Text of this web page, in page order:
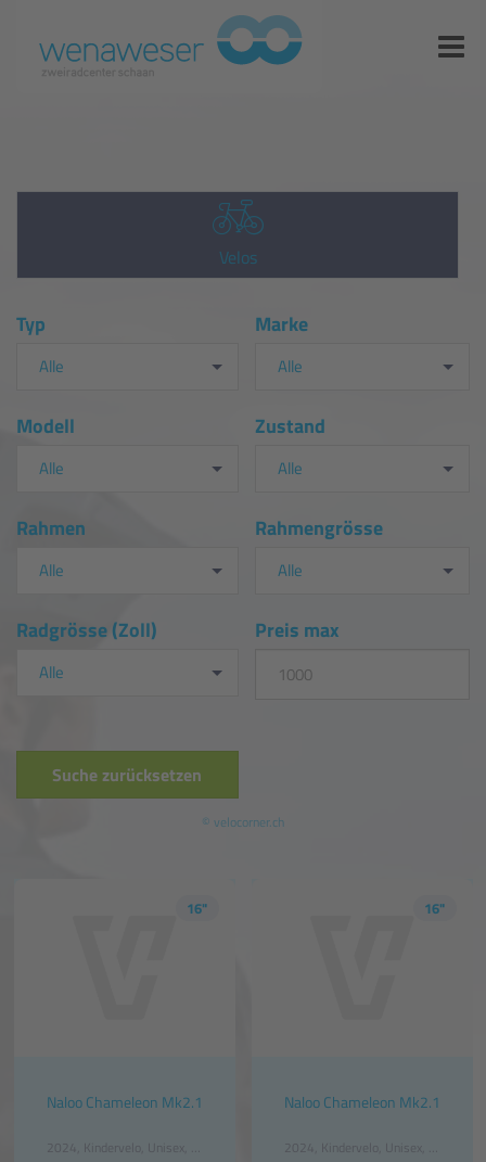
Velos
Typ
Alle
Marke
Alle
Modell
Alle
Zustand
Alle
Rahmen
Alle
Rahmengrösse
Alle
Radgrösse (Zoll)
Alle
Preis max
Suche zurücksetzen
© velocorner.ch
16"
Naloo Chameleon Mk2.1
2024 Kindervelo Unisex Türkis
16"
Naloo Chameleon Mk2.1
2024 Kindervelo Unisex Grün